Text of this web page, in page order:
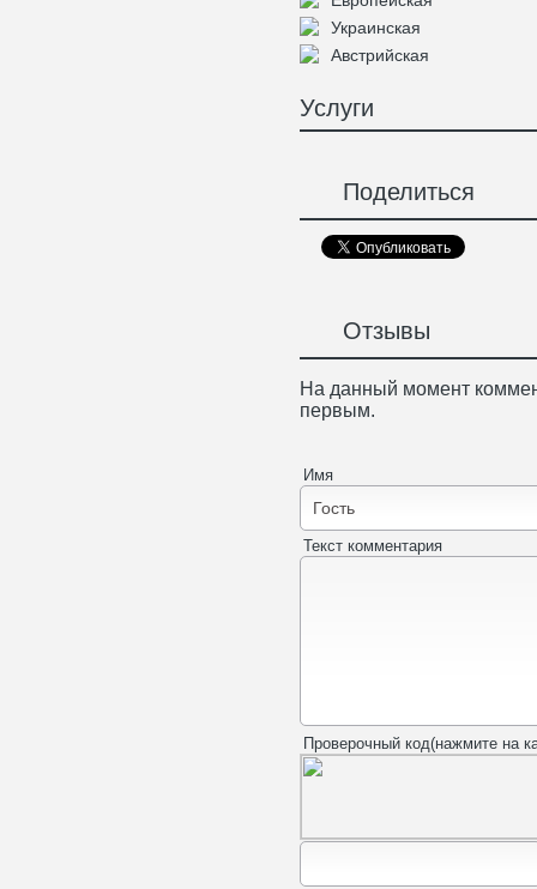
Украинская
Австрийская
Услуги
Поделиться
Отзывы
На данный момент
первым.
Имя
Текст комментария
Проверочный код(нажмите на